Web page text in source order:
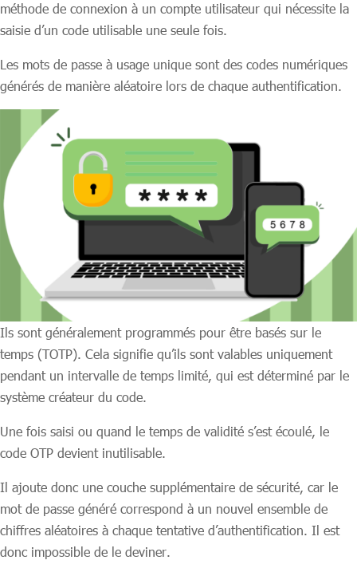
méthode de connexion à un compte utilisateur qui nécessite la
saisie d’un code utilisable une seule fois.
Les mots de passe à usage unique sont des codes numériques
générés de manière aléatoire lors de chaque authentification.
Ils sont généralement programmés pour être basés sur le
temps (TOTP). Cela signifie qu’ils sont valables uniquement
pendant un intervalle de temps limité, qui est déterminé par le
système créateur du code.
Une fois saisi ou quand le temps de validité s’est écoulé, le
code OTP devient inutilisable.
Il ajoute donc une couche supplémentaire de sécurité, car le
mot de passe généré correspond à un nouvel ensemble de
chiffres aléatoires à chaque tentative d’authentification. Il est
donc impossible de le deviner.